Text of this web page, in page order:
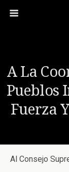
A La
Pueblos
Fuerza
Al Consejo